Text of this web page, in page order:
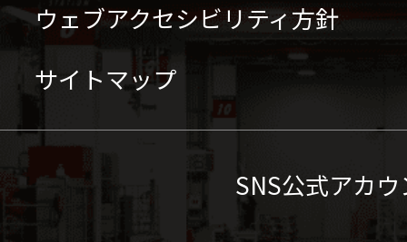
ウェブアクセシビリティ方針
サイトマップ
SNS公式アカ